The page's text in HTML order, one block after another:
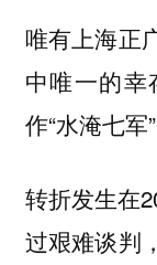
唯有上海正
中唯一的
作“水淹七军”
转折发生在
过艰难谈判